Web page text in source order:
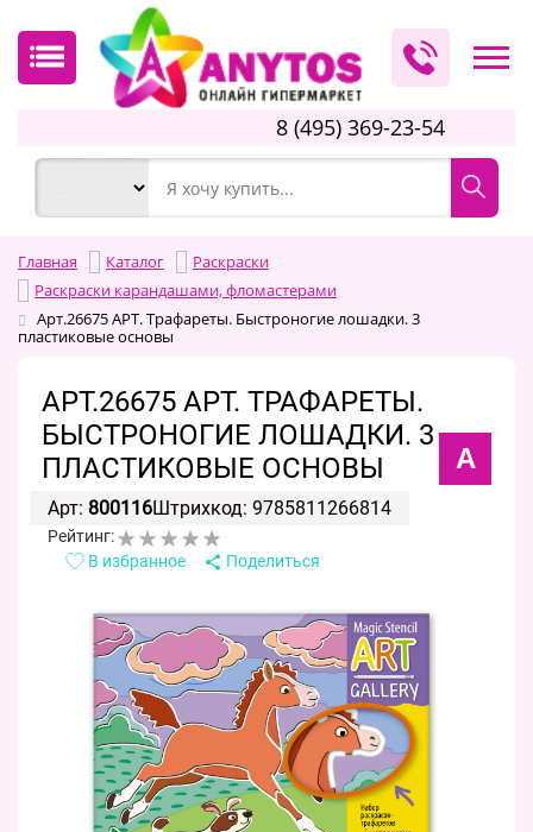
8 (495) 369-23-54
Главная Каталог
Раскраски
Раскраски карандашами, фломастерами
Арт.26675 АРТ. Трафареты. Быстроногие лошадки. 3
пластиковые основы
АРТ.26675 АРТ. ТРАФАРЕТЫ.
БЫСТРОНОГИЕ ЛОШАДКИ. 3
ПЛАСТИКОВЫЕ ОСНОВЫ
А
Арт: 800116Штрихкод: 9785811266814
Рейтинг:
В избранное
Поделиться